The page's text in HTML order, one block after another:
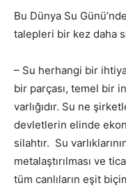
Bu Dünya Su
talepleri bir kez daha
– Su herhangi bir
bir parçası, temel bir
varlığıdır. Su ne
devletlerin elinde
silahtır. Su
metalaştırılması ve
tüm canlıların eşit